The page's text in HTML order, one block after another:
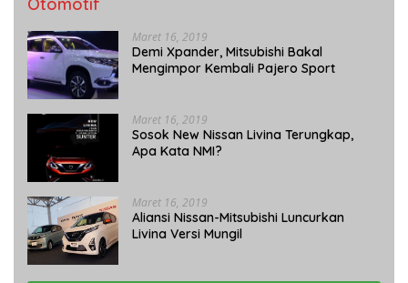
Maret 16, 2019
Demi Xpander, Mitsubishi Bakal
Mengimpor Kembali Pajero Sport
Maret 16, 2019
Sosok New Nissan Livina Terungkap,
Apa Kata NMI?
Maret 16, 2019
Aliansi Nissan-Mitsubishi Luncurkan
Livina Versi Mungil